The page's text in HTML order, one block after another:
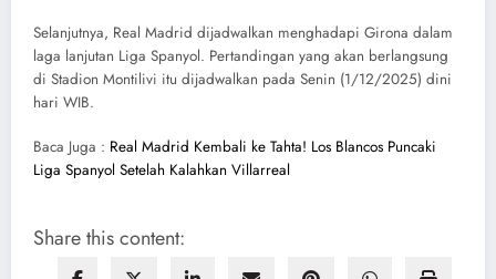
Selanjutnya, Real Madrid dijadwalkan menghadapi Girona dalam
laga lanjutan Liga Spanyol. Pertandingan yang akan berlangsung
di Stadion Montilivi itu dijadwalkan pada Senin (1/12/2025) dini
hari WIB.
Baca Juga : Real Madrid Kembali ke Tahta! Los Blancos Puncaki
Liga Spanyol Setelah Kalahkan Villarreal
Share this content: